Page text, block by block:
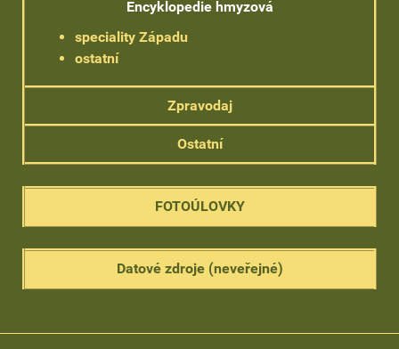
Encyklopedie hmyzová
speciality Západu
ostatní
Zpravodaj
Ostatní
FOTOÚLOVKY
Datové zdroje (neveřejné)